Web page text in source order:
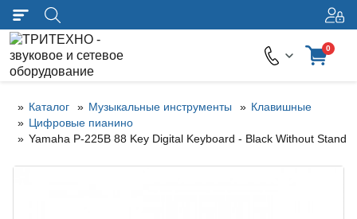
0
Каталог Музыкальные инструменты
Клавишные
Цифровые пианино
Yamaha P-225B 88 Key Digital Keyboard - Black Without Stand